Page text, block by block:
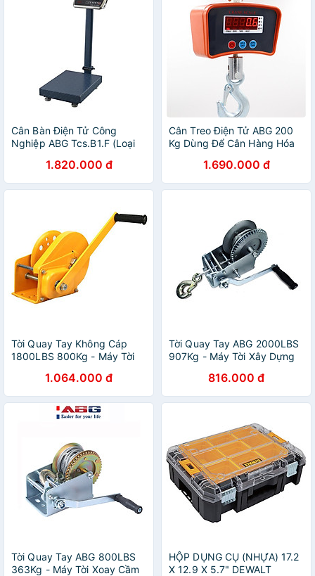
Cân Bàn Điện Tử Công
Nghiệp ABG Tcs.B1.F (Loại
Khung Thép Không Rỉ, Đầu
Cân Bằng Inox, Nắp Chống
Bụi Cho Cảm Biến Tải Trọng
1.820.000 đ
Cân Treo Điện Tử ABG 200
Kg Dùng Để Cân Hàng Hóa
Nghiệp Và Đời Sống- Hàng
Chính Hãng
1.690.000 đ
Tời Quay Tay Không Cáp
1800LBS 800Kg - Máy Tời
Để Nâng Hạ Hàng Hóa , Máy
Móc - Hàng Chính Hãng
1.064.000 đ
Tời Quay Tay ABG 2000LBS
907Kg - Máy Tời Xây Dựng
Để Nâng Hạ Hàng Hóa , Máy
Móc - Loại 2 Chiều - Hàng
Chính Hãng
816.000 đ
Tời Quay Tay ABG 800LBS
363Kg - Máy Tời Xoay Cầm
HỘP DỤNG CỤ (NHỰA) 17.2
X 12.9 X 5.7" DEWALT